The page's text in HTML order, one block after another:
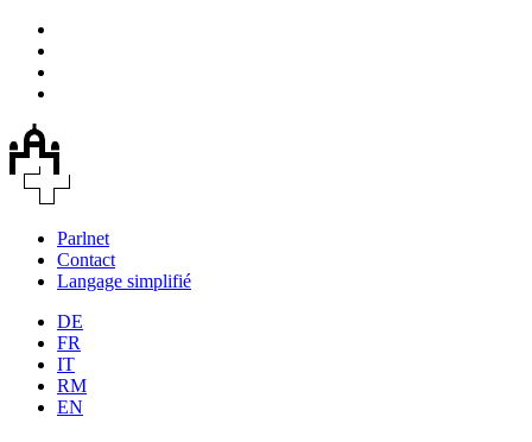
Parlnet
Contact
Langage simplifié
DE
FR
IT
RM
EN